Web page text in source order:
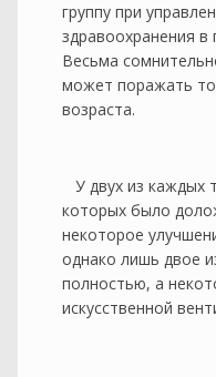
группу при
здравоохранения в
Весьма
может поражать
возраста.
У двух из каждых
которых было
некоторое
однако лишь двое
полностью, а
искусственной